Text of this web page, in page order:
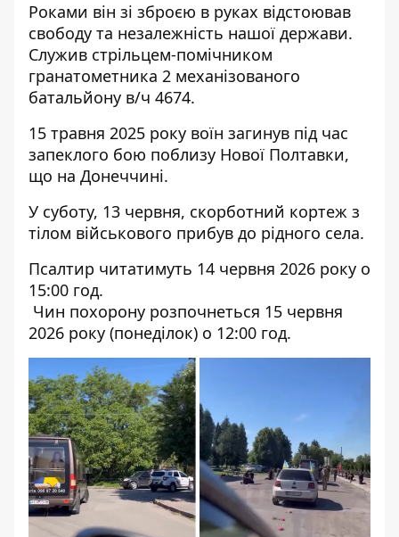
Роками він зі зброєю в руках відстоював
свободу та незалежність нашої держави.
Служив стрільцем-помічником
гранатометника 2 механізованого
батальйону в/ч 4674.
15 травня 2025 року воїн загинув під час
запеклого бою поблизу Нової Полтавки,
що на Донеччині.
У суботу, 13 червня, скорботний кортеж з
тілом військового прибув до рідного села.
Псалтир читатимуть 14 червня 2026 року о
15:00 год.
Чин похорону розпочнеться 15 червня
2026 року (понеділок) о 12:00 год.